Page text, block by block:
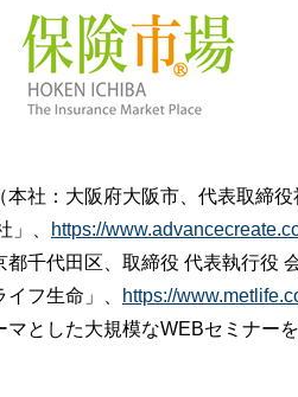
社：大阪府大阪市、代表取締役
」、
https://
千代田区、取締役 代表執行役
フ生命」、
https://
とした大規模なWEBセミナー